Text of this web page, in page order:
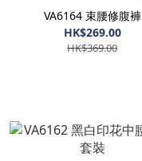
VA6164 束腰修腹褲
HK$269.00
HK$369.00